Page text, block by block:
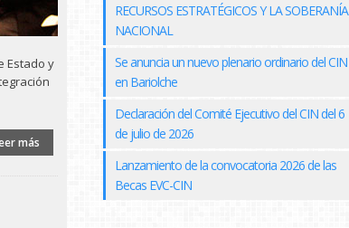
Estado y
más
RECURSOS ESTRATÉGICOS Y LA SOBERANÍA
NACIONAL
Se anuncia un nuevo plenario ordinario del CIN
en Bariolche
Declaración del Comité Ejecutivo del CIN del 6
de julio de 2026
Lanzamiento de la convocatoria 2026 de las
Becas EVC-CIN